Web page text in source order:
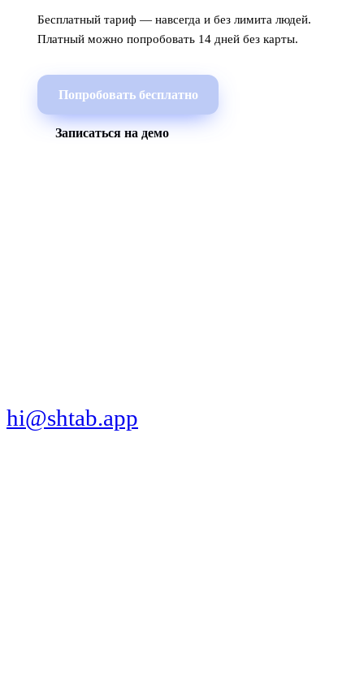
Бесплатный тариф — навсегда и без лимита людей.
Платный можно попробовать 14 дней без карты.
Попробовать бесплатно
Записаться на демо
hi@shtab.app